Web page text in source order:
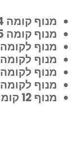
מנוף קומה 4
מנוף קומה 5
מנוף לקומה 6
מנוף לקומה 7
מנוף לקומה 8
מנוף לקומה 9
מנוף 12 קומות